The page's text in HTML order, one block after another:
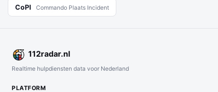
CoPI Commando Plaats Incident
112radar.nl
Realtime hulpdiensten data voor Nederland
PLATFORM